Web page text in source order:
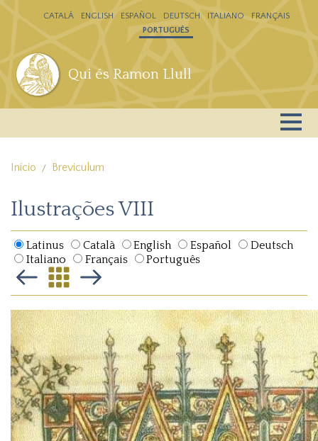
Passar para o conteúdo principal
Qui és Ramon Llull
CATALÁ ENGLISH ESPAÑOL DEUTSCH ITALIANO
FRANÇAIS
PORTUGUÊS
Início Breviculum
Ilustrações VIII
Latinus Català English Español
Deutsch
Italiano
Français Português